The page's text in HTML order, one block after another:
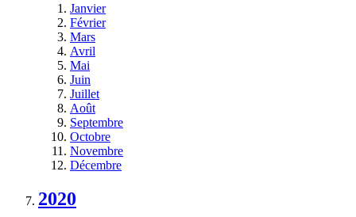
Janvier
Février
Mars
Avril
Mai
Juin
Juillet
Août
Septembre
Octobre
Novembre
Décembre
2020